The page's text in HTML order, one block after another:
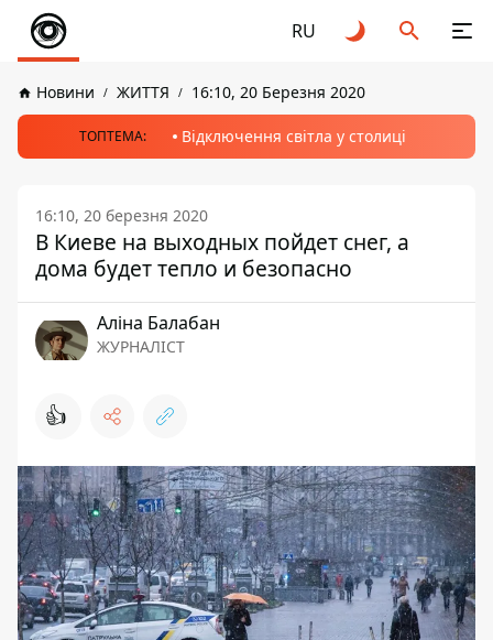
RU
Новини ЖИТТЯ 16:10, 20 Березня 2020
ТОПТЕМА: Відключення світла у столиці
16:10, 20 березня 2020
В Киеве на выходных пойдет снег, а
дома будет тепло и безопасно
Аліна Балабан
ЖУРНАЛІСТ
👍